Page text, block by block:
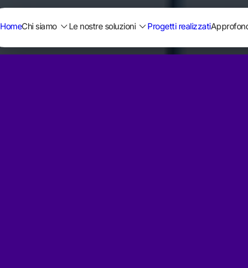
HomeChi siamokeyboard_arrow_downLe nostre soluzionikeyboard_arrow_downProgetti realizzati